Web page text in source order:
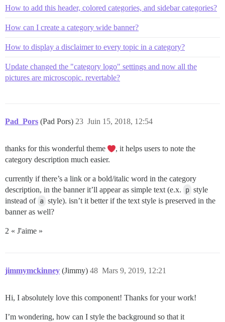
How to add this header, colored categories, and sidebar categories?
How can I create a category wide banner?
How to display a disclaimer to every topic in a category?
Update changed the "category logo" settings and now all the
pictures are microscopic. revertable?
Pad_Pors (Pad Pors) Juin 15, 2018, 12:54
23
thanks for this wonderful theme
, it helps users to note the
category description much easier.
currently if there’s a link or a bold/italic word in the category
description, in the banner it’ll appear as simple text (e.x. p style
instead of a style). isn’t it better if the text style is preserved in the
banner as well?
2 « J'aime »
jimmymckinney (Jimmy) Mars 9, 2019, 12:21
48
Hi, I absolutely love this component! Thanks for your work!
I’m wondering, how can I style the background so that it